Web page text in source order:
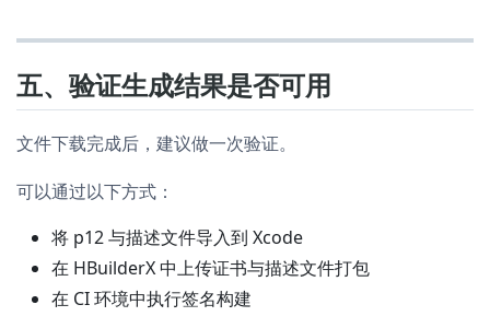
五、验证生成结果是否可用
文件下载完成后，建议做一次验证。
可以通过以下方式：
将 p12 与描述文件导入到 Xcode
在 HBuilderX 中上传证书与描述文件打包
在 CI 环境中执行签名构建